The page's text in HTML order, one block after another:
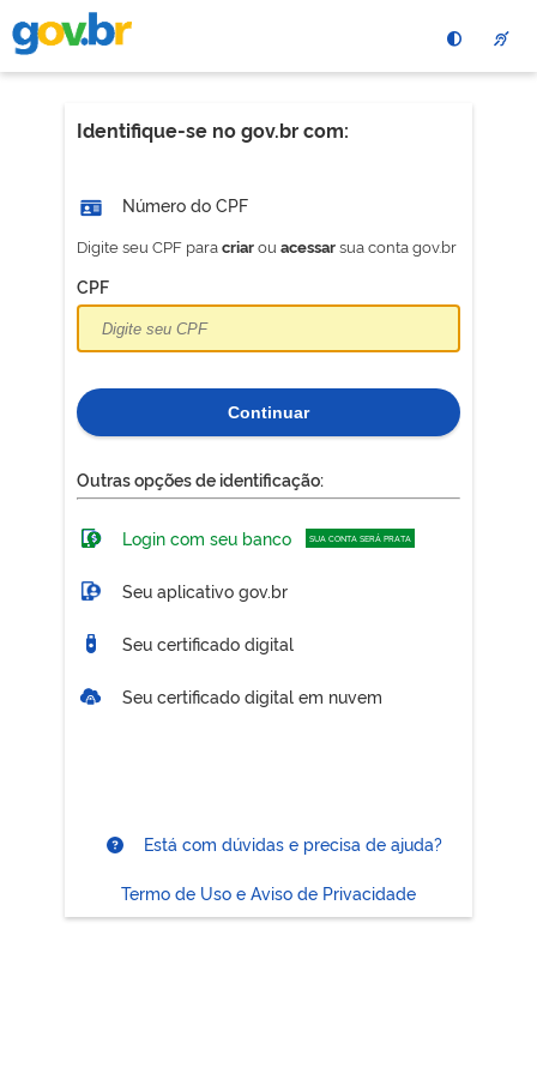
para
conteÃºdo
Identifique-se no gov.br com:
Número do CPF
Digite seu CPF paracriarou acessarsua conta gov.br
CPF
Continuar
Outras opções de identificação:
Login com seu banco SUA CONTA SERÁ PRATA
Seu aplicativo gov.br
Seu certificado digital
Seu certificado digital em nuvem
Está com dúvidas e precisa de ajuda?
Termo de Uso e Aviso de Privacidade